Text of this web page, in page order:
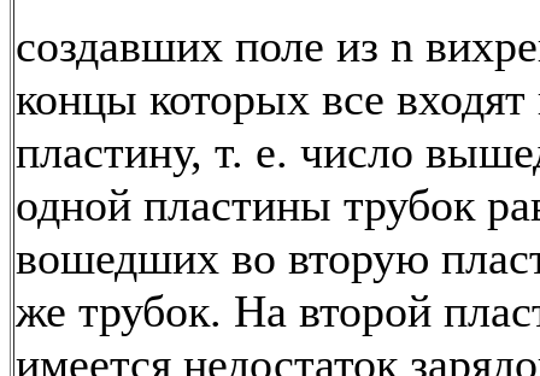
создавших поле из n
концы которых все
пластину, т. е. число
одной пластины трубок
вошедших во вторую
же трубок. На второй
имеется недостаток